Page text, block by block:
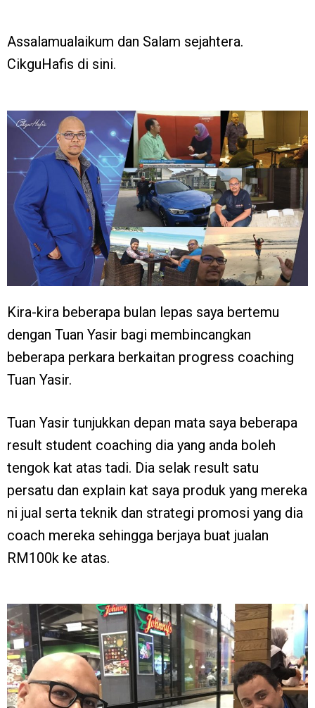
Assalamualaikum dan Salam sejahtera.
CikguHafis di sini.
Kira-kira beberapa bulan lepas saya bertemu
dengan Tuan Yasir bagi membincangkan
beberapa perkara berkaitan progress coaching
Tuan Yasir.
Tuan Yasir tunjukkan depan mata saya beberapa
result student coaching dia yang anda boleh
tengok kat atas tadi. Dia selak result satu
persatu dan explain kat saya produk yang mereka
ni jual serta teknik dan strategi promosi yang dia
coach mereka sehingga berjaya buat jualan
RM100k ke atas.